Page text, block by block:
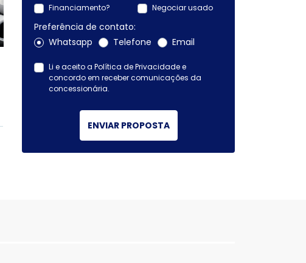
Financiamento? Negociar usado
Preferência de contato:
Whatsapp
Telefone Email
Li e aceito a Política de Privacidadee
concordo em receber comunicações da
concessionária.
ENVIAR PROPOSTA